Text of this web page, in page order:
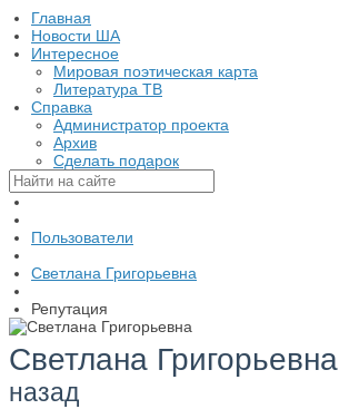
Главная
Новости ША
Интересное
Мировая поэтическая карта
Литература ТВ
Справка
Администратор проекта
Архив
Сделать подарок
Пользователи
Светлана Григорьевна
Репутация
Светлана Григорьевна
назад